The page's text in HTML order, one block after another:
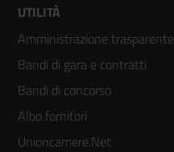
Footer
menù
colonna
2
UTILITÀ
Amministrazione trasparente
Bandi di gara e contratti
Bandi di concorso
Albo fornitori
Unioncamere.Net